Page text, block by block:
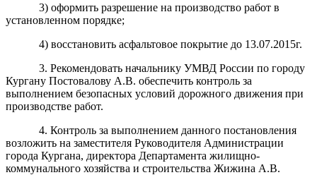
3) оформить разрешение на производство работ в
установленном порядке;
4) восстановить асфальтовое покрытие до 13.07.2015г.
3. Рекомендовать начальнику УМВД России по городу
Кургану Постовалову А.В. обеспечить контроль за
выполнением безопасных условий дорожного движения при
производстве работ.
4. Контроль за выполнением данного постановления
возложить на заместителя Руководителя Администрации
города Кургана, директора Департамента жилищно-
коммунального хозяйства и строительства Жижина А.В.